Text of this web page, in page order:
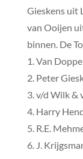
Gieskens uit
van Ooijen
binnen. De
1. Van
2. Peter
3. v/d Wilk &
4. Harry
5. R.E.
6. J.